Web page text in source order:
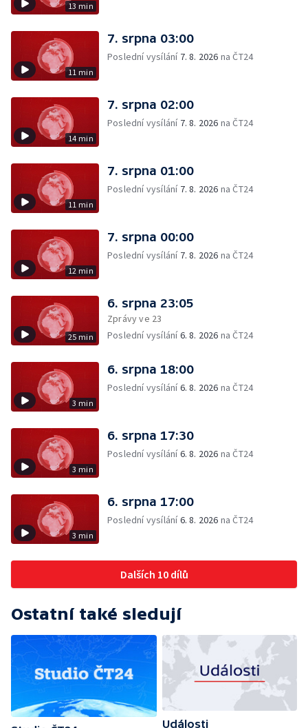
13 min
11 min
7. srpna 03:00
Poslední vysílání 7. 8. 2026 na ČT24
14 min
7. srpna 02:00
Poslední vysílání 7. 8. 2026 na ČT24
11 min
7. srpna 01:00
Poslední vysílání 7. 8. 2026 na ČT24
12 min
7. srpna 00:00
Poslední vysílání 7. 8. 2026 na ČT24
25 min
6. srpna 23:05
Zprávy ve 23
Poslední vysílání6. 8. 2026 na ČT24
3 min
6. srpna 18:00
Poslední vysílání6. 8. 2026 na ČT24
3 min
6. srpna 17:30
Poslední vysílání6. 8. 2026 na ČT24
3 min
6. srpna 17:00
Poslední vysílání6. 8. 2026 na ČT24
Dalších 10 dílů
Ostatní také sledují
Události